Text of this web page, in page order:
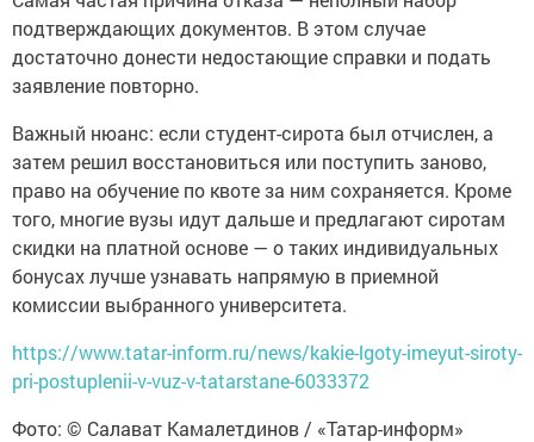
подтверждающих документов. В этом случае
достаточно донести недостающие справки и подать
заявление повторно.
Важный нюанс: если студент-сирота был отчислен, а
затем решил восстановиться или поступить заново,
право на обучение по квоте за ним сохраняется. Кроме
того, многие вузы идут дальше и предлагают сиротам
скидки на платной основе — о таких индивидуальных
бонусах лучше узнавать напрямую в приемной
комиссии выбранного университета.
https://www.tatar-inform.ru/news/kakie-lgoty-imeyut-siroty-
pri-postuplenii-v-vuz-v-tatarstane-6033372
Фото: © Салават Камалетдинов / «Татар-информ»